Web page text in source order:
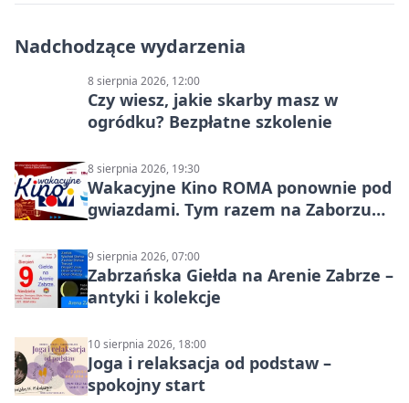
Nadchodzące wydarzenia
8 sierpnia 2026, 12:00
Czy wiesz, jakie skarby masz w
ogródku? Bezpłatne szkolenie
8 sierpnia 2026, 19:30
Wakacyjne Kino ROMA ponownie pod
gwiazdami. Tym razem na Zaborzu
9 sierpnia 2026, 07:00
Zabrzańska Giełda na Arenie Zabrze –
antyki i kolekcje
10 sierpnia 2026, 18:00
Joga i relaksacja od podstaw –
spokojny start